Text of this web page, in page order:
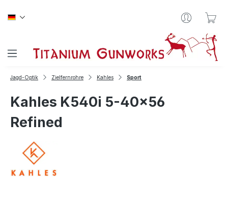
Jagd-Optik Zielfernrohre Kahles Sport
Kahles K540i 5-40x56
Refined